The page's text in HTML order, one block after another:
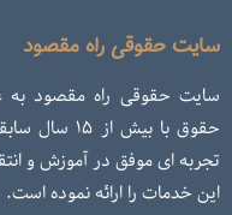
سایت حقوقی راه مقصود
سایت حقوقی راه مقصود به
حقوق با بیش
تجربه ای موفق در آموزش و
این خدمات را ارائه نموده است.